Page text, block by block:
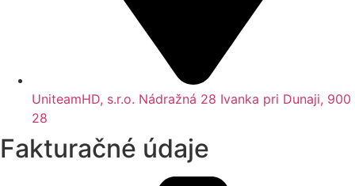
UniteamHD, s.r.o. Nádražná 28 Ivanka pri Dunaji, 900
28
Fakturačné údaje